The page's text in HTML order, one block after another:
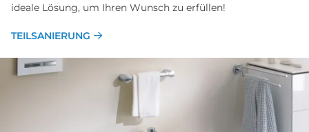
ideale Lösung, um Ihren Wunsch zu erfüllen!
TEILSANIERUNG